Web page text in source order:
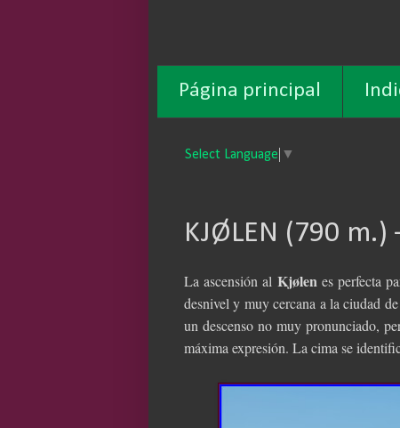
Página principal
Select Language ▼
KJØLEN (790 m.)
La ascensión al Kjølen es perfecta
desnivel y muy cercana a la ciudad
un descenso no muy pronunciado,
máxima expresión. La cima se